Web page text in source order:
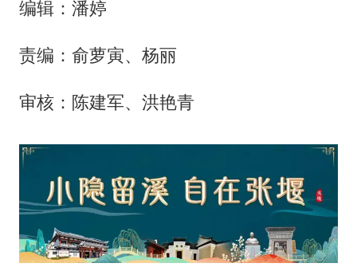
编辑：潘婷
责编：俞萝寅、杨丽
审核：陈建军、洪艳青